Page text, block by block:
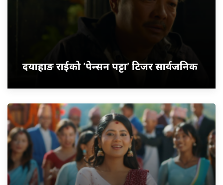
दयाहाङ राईको ‘पेन्सन पट्टा’ टिजर सार्वजनिक